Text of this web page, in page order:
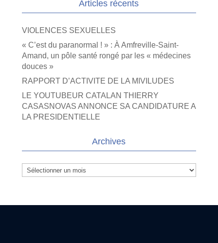
Articles récents
VIOLENCES SEXUELLES
« C’est du paranormal ! » : À Amfreville-Saint-
Amand, un pôle santé rongé par les « médecines
douces »
RAPPORT D’ACTIVITE DE LA MIVILUDES
LE YOUTUBEUR CATALAN THIERRY
CASASNOVAS ANNONCE SA CANDIDATURE A
LA PRESIDENTIELLE
Archives
Archives